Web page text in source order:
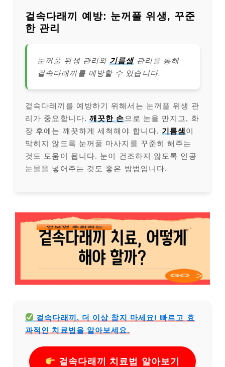
겉속다래끼 예방: 눈꺼풀 위생, 꾸준
한 관리
눈꺼풀 위생 관리와 기름샘관리를 통해
겉속다래끼를 예방할 수 있습니다.
겉속다래끼를 예방하기 위해서는 눈꺼풀 위생 관
리가 중요합니다. 깨끗한 손 으로 눈을 만지고, 화
장 후에는 깨끗하게 세척해야 합니다. 기름샘 이
막히지 않도록 눈꺼풀 마사지를 꾸준히 해주는
것도 도움이 됩니다. 눈이 건조하지 않도록 인공
눈물을 넣어주는 것도 좋은 방법입니다.
겉속다래끼, 더 이상 참지 마세요! 빠르고 효
과적인 치료법을 알아보세요.
겉속다래끼 치료법 알아보기